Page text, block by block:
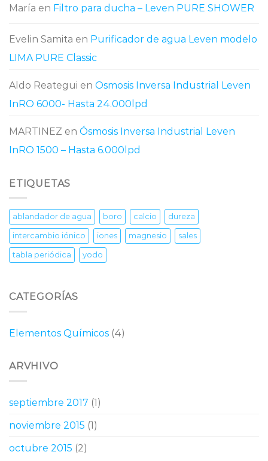
María en Filtro para ducha – Leven PURE SHOWER
Evelin Samita en Purificador de agua Leven modelo
LIMA PURE Classic
Aldo Reategui en Osmosis Inversa Industrial Leven
InRO 6000- Hasta 24.000lpd
MARTINEZ en Ósmosis Inversa Industrial Leven
InRO 1500 – Hasta 6.000lpd
ETIQUETAS
ablandador de agua boro calcio dureza
intercambio iónico iones magnesio sales
tabla periódica yodo
CATEGORÍAS
Elementos Químicos (4)
ARVHIVO
septiembre 2017 (1)
noviembre 2015 (1)
octubre 2015 (2)